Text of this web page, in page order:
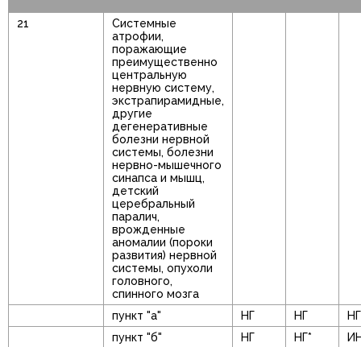
21
Системные
атрофии,
поражающие
преимущественно
центральную
нервную систему,
экстрапирамидные,
другие
дегенеративные
болезни нервной
системы, болезни
нервно-мышечного
синапса и мышц,
детский
церебральный
паралич,
врожденные
аномалии (пороки
развития) нервной
системы, опухоли
головного,
спинного мозга
пункт "а"
НГ НГ
НГ
пункт "б"
НГ НГ*